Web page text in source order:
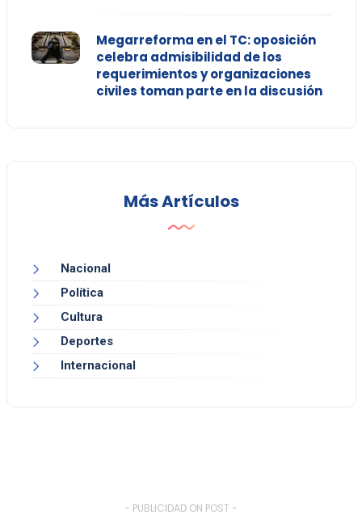
Megarreforma en el TC: oposición
celebra admisibilidad de los
requerimientos y organizaciones
civiles toman parte en la discusión
Más Artículos
Nacional
Política
Cultura
Deportes
Internacional
- PUBLICIDAD ON POST -